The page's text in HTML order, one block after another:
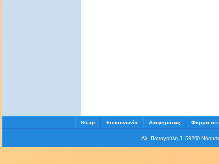
Ski.gr Επικοινωνία Διαφημίσεις Φόρμα
Αλ. Παναγούλη 3, 59200